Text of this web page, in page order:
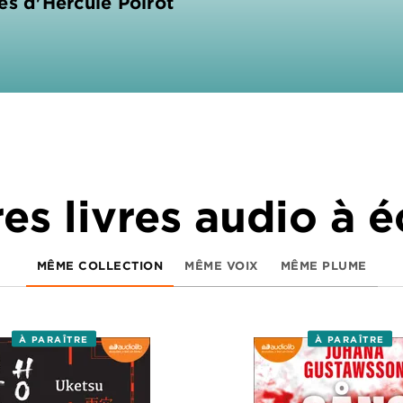
livres audio à
MÊME COLLECTION MÊME VOIX MÊME PLUME
À PARAÎTRE À PARAÎTRE